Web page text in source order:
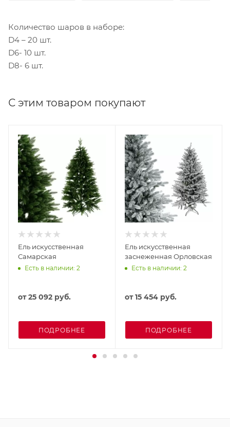
Количество шаров в наборе:
D4 – 20 шт.
D6- 10 шт.
D8- 6 шт.
С этим товаром покупают
Ель искусственная
Самарская
Есть в наличии: 2
от25 092 руб.
ПОДРОБНЕЕ
Ель искусственная
заснеженная Орловская
Есть в наличии: 2
от15 454 руб.
ПОДРОБНЕЕ